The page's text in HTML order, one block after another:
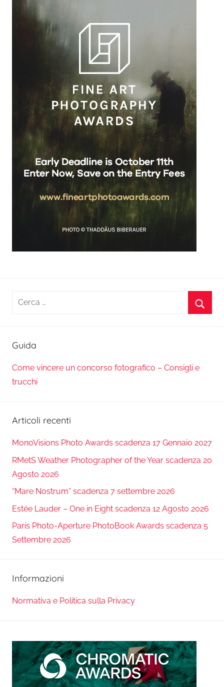
Ricerca
Guida
Come vincere un concorso fotografico – Consigli e
trucchi
Articoli recenti
MonoVisions Photo Awards scadenza 17 Gennaio 2027
RMetS Weather Photographer of the Year scadenza 20
Agosto 2026
“Mare Nostrum” scadenza 7 settembre 2026
Estée Lauder – One in Eight scadenza 12 Agosto 2026
Paris Photo-Aperture PhotoBook Awards scadenza 5
Settembre 2026
Informazioni
Normativa e Politica sulla Privacy